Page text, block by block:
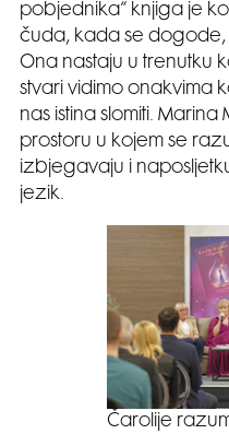
pobjednika“ knjiga je
čuda, kada se
Ona nastaju u trenutku
stvari vidimo onakvima
nas istina slomiti.
prostoru u kojem se
izbjegavaju i
jezik.
Čarolije